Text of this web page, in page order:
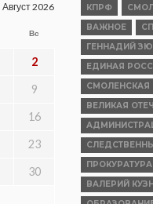
Август 2026
Вс
2
9
16
23
30
КПРФ
ВАЖНОЕ
ГЕННАДИЙ
ЕДИНАЯ
СМОЛЕНСКАЯ
ВЕЛИКАЯ
ПРОКУРАТУРА
ВАЛЕРИЙ